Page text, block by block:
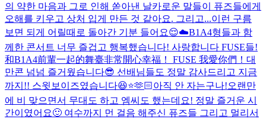
의 약한 마음과 그로 인해 쏟아낸 날카로운 말들이 퓨즈들에게
오해를 키우고 상처 입게 만든 것 같아요. 그리고...이런 구름
보면 되게 어릴때로 돌아간 기분 들어요😌☁️B1A4형들과 함
께한 콘서트 너무 즐겁고 행복했습니다! 사랑합니다 FUSE들!
和B1A4前輩一起的舞臺非常開心幸福！ FUSE 我愛你們！ 대
만콘 넘넘 즐거웠습니다😎 선배님들도 정말 감사드리고 지금
까지!! 스윗보이즈였습니다😆⭐️🫶🏻아직 안 자는구나!오랜만
에 비 맞으면서 무대도 하고 엠씨도 했는데요! 정말 즐거운 시
간이였어요🙂 여수까지 먼 걸음 해주신 퓨즈들 그리고 멀리서